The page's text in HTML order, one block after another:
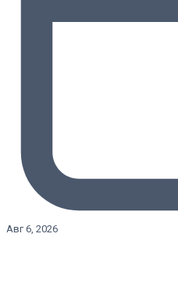
Авг 6, 2026